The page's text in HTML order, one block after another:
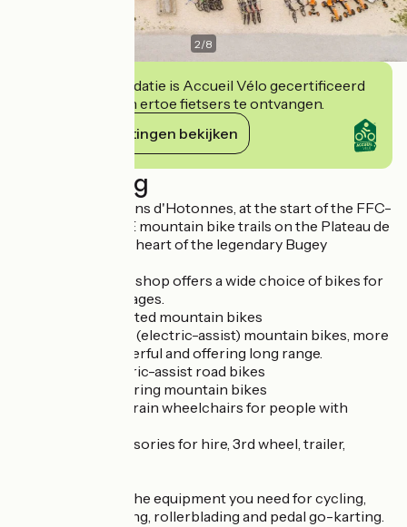
2/8
Deze accommodatie is Accueil Vélo gecertificeerd
en verbindt zich ertoe fietsers te ontvangen.
Haar verplichtingen bekijken
Beschrijving
Located in Les Plans d'Hotonnes, at the start of the FFC-
AIN-FORESTIERE mountain bike trails on the Plateau de
Retord, and in the heart of the legendary Bugey
The SPORTS 360 shop offers a wide choice of bikes for
all abilities and all ages.
- Electrically assisted mountain bikes
- Full-suspension (electric-assist) mountain bikes, more
comfortable, powerful and offering long range.
- Carbon or electric-assist road bikes
- Country and touring mountain bikes
- 2 Quadrix all-terrain wheelchairs for people with
- And many accessories for hire, 3rd wheel, trailer,
You'll also find all the equipment you need for cycling,
hiking, wheel-skiing, rollerblading and pedal go-karting.